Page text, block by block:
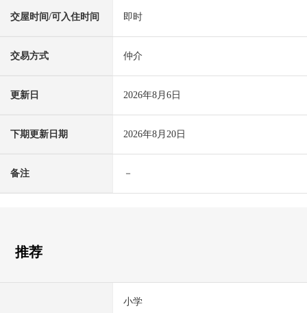
交屋时间/可入住时间 即时
交易方式 仲介
更新日 2026年8月6日
下期更新日期 2026年8月20日
备注 －
推荐
小学